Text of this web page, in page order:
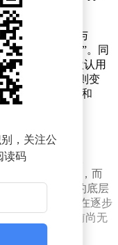
注为“AirPlay 与
与 Apple Home”。同
“在添加新的默认用
，更新后则变
法连接到iCloud和
统的品牌策略。
用与生态系统，而
家居配件框架的底层
预示着苹果正在逐步
Home”，目前尚无
，关注公
读码